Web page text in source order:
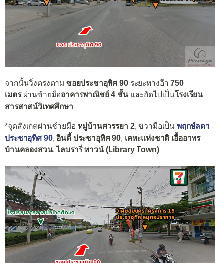
จากนั้นวิ่งตรงตาม ซอยประชาอุทิศ 90 ระยะทางอีก 750
เมตรผ่านซ้ายมืออาคารพาณิชย์ 4 ชั้น และถัดไปเป็นโรงเรียน
สารสาสน์วิเทศศึกษา
*จุดสังเกตผ่านซ้ายมือ หมู่บ้านศวรรยา 2, ขวามือเป็น พฤกษ์ลดา
ประชาอุทิศ 90, อินดี้ ประชาอุทิศ 90, เคหะแห่งชาติ เอื้ออาทร
บ้านคลองสวน,ไลบรารี่ ทาวน์ (Library Town)